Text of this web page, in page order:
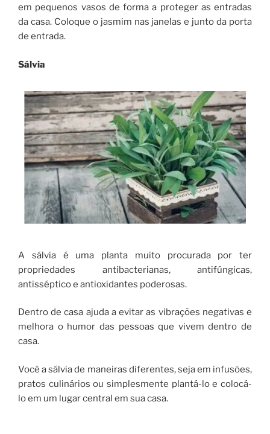
em pequenos vasos de forma a proteger as entradas
da casa. Coloque o jasmim nas janelas e junto da porta
de entrada.
Sálvia
A sálvia é uma planta muito procurada por ter
propriedades antibacterianas, antifúngicas,
antisséptico e antioxidantes poderosas.
Dentro de casa ajuda a evitar as vibrações negativas e
melhora o humor das pessoas que vivem dentro de
casa.
Você a sálvia de maneiras diferentes, seja em infusões,
pratos culinários ou simplesmente plantá-lo e colocá-
lo em um lugar central em sua casa.